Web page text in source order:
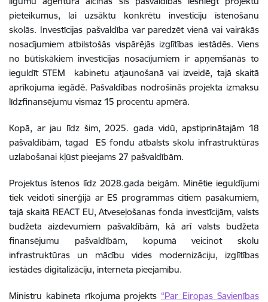
pieteikumus, lai uzsāktu konkrētu investīciju īstenošanu
skolās. Investīcijas pašvaldība var paredzēt vienā vai vairākās
nosacījumiem atbilstošās vispārējās izglītības iestādēs. Viens
no būtiskākiem investīcijas nosacījumiem ir apņemšanās to
ieguldīt STEM kabinetu atjaunošanā vai izveidē, tajā skaitā
aprīkojuma iegādē. Pašvaldības nodrošinās projekta izmaksu
līdzfinansējumu vismaz 15 procentu apmērā.
Kopā, ar jau līdz šim, 2025. gada vidū, apstiprinātajām 18
pašvaldībām, tagad ES fondu atbalsts skolu infrastruktūras
uzlabošanai kļūst pieejams 27 pašvaldībām.
Projektus īstenos līdz 2028.gada beigām. Minētie ieguldījumi
tiek veidoti sinerģijā ar ES programmas citiem pasākumiem,
tajā skaitā REACT EU, Atveseļošanas fonda investīcijām, valsts
budžeta aizdevumiem pašvaldībām, kā arī valsts budžeta
finansējumu pašvaldībām, kopumā veicinot skolu
infrastruktūras un mācību vides modernizāciju, izglītības
iestādes digitalizāciju, interneta pieejamību.
Ministru kabineta rīkojuma projekts “Par Eiropas Savienības